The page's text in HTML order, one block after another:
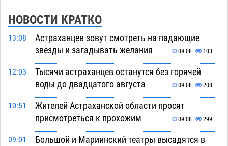
НОВОСТИ КРАТКО
13:08
Астраханцев зовут смотреть на падающие
звезды и загадывать желания
09.08 103
12:03
Тысячи астраханцев останутся без горячей
воды до двадцатого августа
09.08 208
10:51
Жителей Астраханской области просят
присмотреться к прохожим
09.08 299
09:01
Большой и Мариинский театры высадятся в